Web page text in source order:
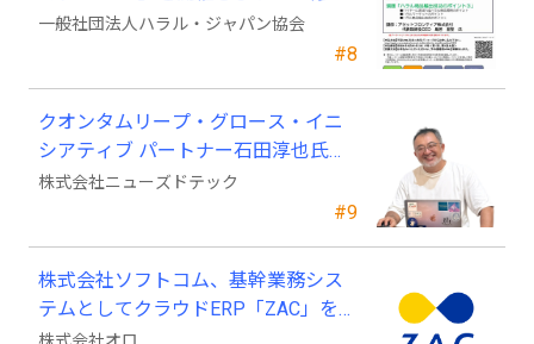
#8
費無料）
一般社団法人ハラル・ジャパン協会
#9
クオンタムリープ・グロース・イニ
シアティブ パートナー石田淳也氏が
ニューズドテックの戦略顧問に就任
株式会社ニューズドテック
株式会社ソフトコム、基幹業務シス
テムとしてクラウドERP「ZAC」を採
用